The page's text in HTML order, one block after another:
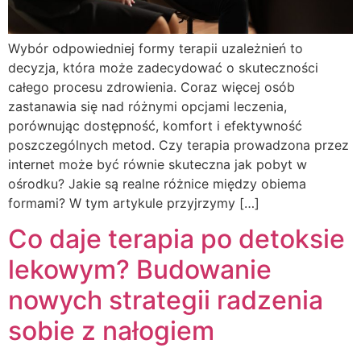
Wybór odpowiedniej formy terapii uzależnień to
decyzja, która może zadecydować o skuteczności
całego procesu zdrowienia. Coraz więcej osób
zastanawia się nad różnymi opcjami leczenia,
porównując dostępność, komfort i efektywność
poszczególnych metod. Czy terapia prowadzona przez
internet może być równie skuteczna jak pobyt w
ośrodku? Jakie są realne różnice między obiema
formami? W tym artykule przyjrzymy […]
Co daje terapia po detoksie
lekowym? Budowanie
nowych strategii radzenia
sobie z nałogiem